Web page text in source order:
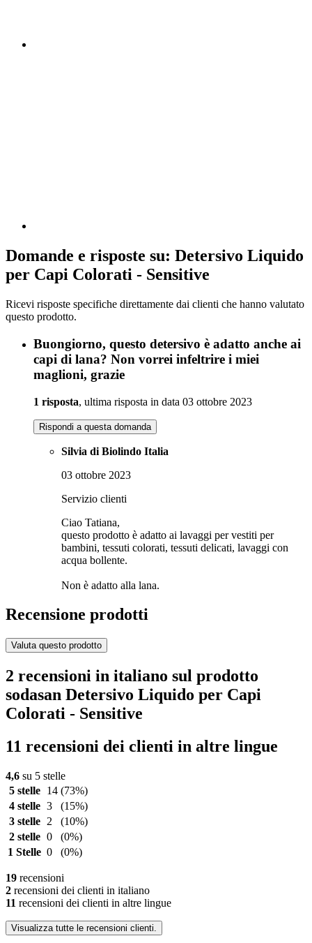
Domande e risposte su: Detersivo Liquido
per Capi Colorati - Sensitive
Ricevi risposte specifiche direttamente dai clienti che hanno valutato
questo prodotto.
Buongiorno, questo detersivo è adatto anche ai
capi di lana? Non vorrei infeltrire i miei
maglioni, grazie
1 risposta, ultima risposta in data 03 ottobre 2023
Rispondi a questa domanda
Silvia di Biolindo Italia
03 ottobre 2023
Servizio clienti
Ciao Tatiana,
questo prodotto è adatto ai lavaggi per vestiti per
bambini, tessuti colorati, tessuti delicati, lavaggi con
acqua bollente.
Non è adatto alla lana.
Recensione prodotti
Valuta questo prodotto
2 recensioni in italiano sul prodotto
sodasan Detersivo Liquido per Capi
Colorati - Sensitive
11 recensioni dei clienti in altre lingue
4,6 su 5 stelle
5 stelle
14 (73%)
4 stelle 3
(15%)
3 stelle
2
(10%)
2 stelle 0
(0%)
1 Stelle 0 (0%)
19 recensioni
2 recensioni dei clienti in italiano
11 recensioni dei clienti in altre lingue
Visualizza tutte le recensioni clienti.